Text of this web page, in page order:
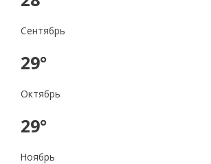
Сентябрь
29°
Октябрь
29°
Ноябрь